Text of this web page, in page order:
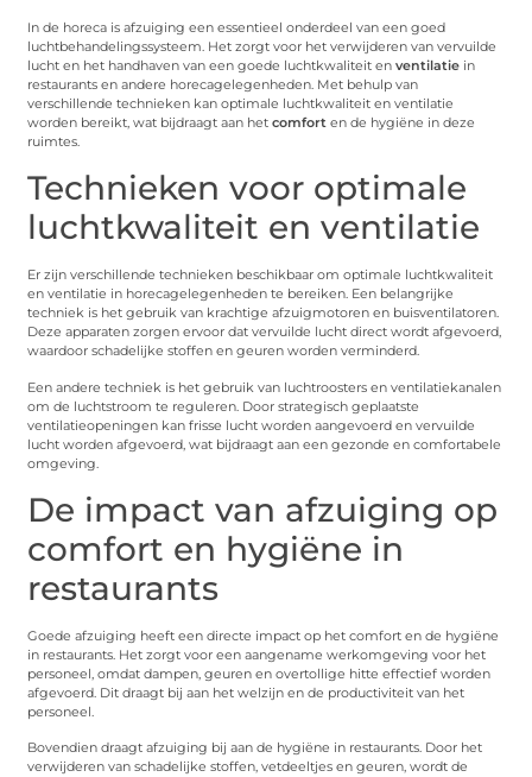
In de horeca is afzuiging een essentieel onderdeel van een goed
luchtbehandelingssysteem. Het zorgt voor het verwijderen van vervuilde
lucht en het handhaven van een goede luchtkwaliteit enventilatie in
restaurants en andere horecagelegenheden. Met behulp van
verschillende technieken kan optimale luchtkwaliteit en ventilatie
worden bereikt, wat bijdraagt aan hetcomfort en de hygiëne in deze
ruimtes.
Technieken voor optimale
luchtkwaliteit en ventilatie
Er zijn verschillende technieken beschikbaar om optimale luchtkwaliteit
en ventilatie in horecagelegenheden te bereiken. Een belangrijke
techniek is het gebruik van krachtige afzuigmotoren en buisventilatoren.
Deze apparaten zorgen ervoor dat vervuilde lucht direct wordt afgevoerd,
waardoor schadelijke stoffen en geuren worden verminderd.
Een andere techniek is het gebruik van luchtroosters en ventilatiekanalen
om de luchtstroom te reguleren. Door strategisch geplaatste
ventilatieopeningen kan frisse lucht worden aangevoerd en vervuilde
lucht worden afgevoerd, wat bijdraagt aan een gezonde en comfortabele
omgeving.
De impact van afzuiging op
comfort en hygiëne in
restaurants
Goede afzuiging heeft een directe impact op het comfort en de hygiëne
in restaurants. Het zorgt voor een aangename werkomgeving voor het
personeel, omdat dampen, geuren en overtollige hitte effectief worden
afgevoerd. Dit draagt bij aan het welzijn en de productiviteit van het
personeel.
Bovendien draagt afzuiging bij aan de hygiëne in restaurants. Door het
verwijderen van schadelijke stoffen, vetdeeltjes en geuren, wordt de